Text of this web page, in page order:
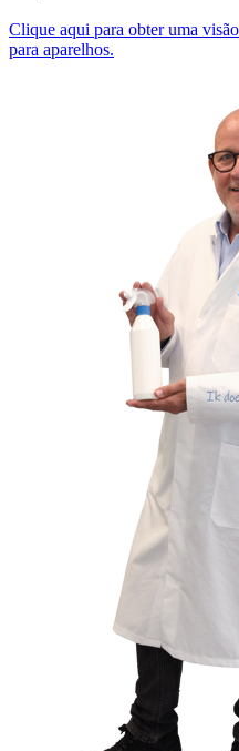
Clique aqui para obter uma
para aparelhos.